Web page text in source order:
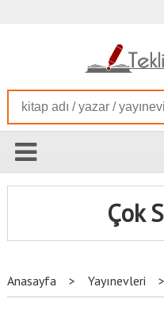
Çok
Anasayfa > Yayınevleri >